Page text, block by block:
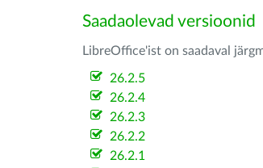
Saadaolevad versioonid
LibreOffice'ist on saadaval
26.2.5
26.2.4
26.2.3
26.2.2
26.2.1